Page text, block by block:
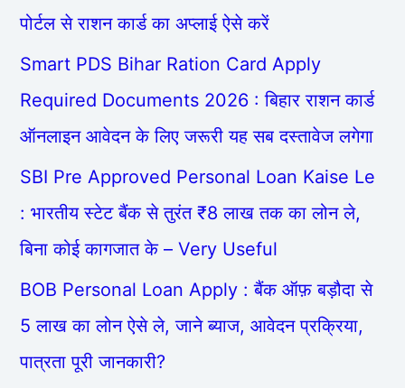
पोर्टल से राशन कार्ड का अप्लाई ऐसे करें
Smart PDS Bihar Ration Card Apply
Required Documents 2026 : बिहार राशन कार्ड
ऑनलाइन आवेदन के लिए जरूरी यह सब दस्तावेज लगेगा
SBI Pre Approved Personal Loan Kaise Le
: भारतीय स्टेट बैंक से तुरंत ₹8 लाख तक का लोन ले,
बिना कोई कागजात के – Very Useful
BOB Personal Loan Apply : बैंक ऑफ़ बड़ौदा से
5 लाख का लोन ऐसे ले, जाने ब्याज, आवेदन प्रक्रिया,
पात्रता पूरी जानकारी?